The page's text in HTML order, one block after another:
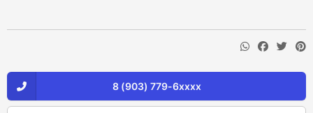
8 (903) 779-6xxxx